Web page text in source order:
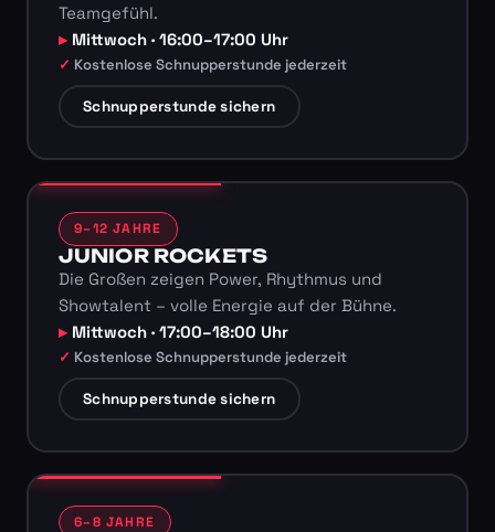
Teamgefühl.
Mittwoch · 16:00–17:00 Uhr
Kostenlose Schnupperstunde jederzeit
Schnupperstunde sichern
9–12 JAHRE
JUNIOR ROCKETS
Die Großen zeigen Power, Rhythmus und
Showtalent – volle Energie auf der Bühne.
Mittwoch · 17:00–18:00 Uhr
Kostenlose Schnupperstunde jederzeit
Schnupperstunde sichern
6–8 JAHRE